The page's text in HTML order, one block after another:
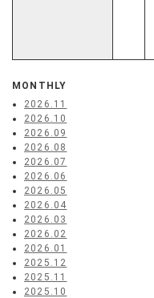
MONTHLY
2026.11
2026.10
2026.09
2026.08
2026.07
2026.06
2026.05
2026.04
2026.03
2026.02
2026.01
2025.12
2025.11
2025.10